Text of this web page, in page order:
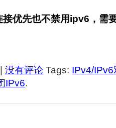
优先也不禁用ipv6，需
没有评论 Tags: IPv4/IPv6
IPv6.